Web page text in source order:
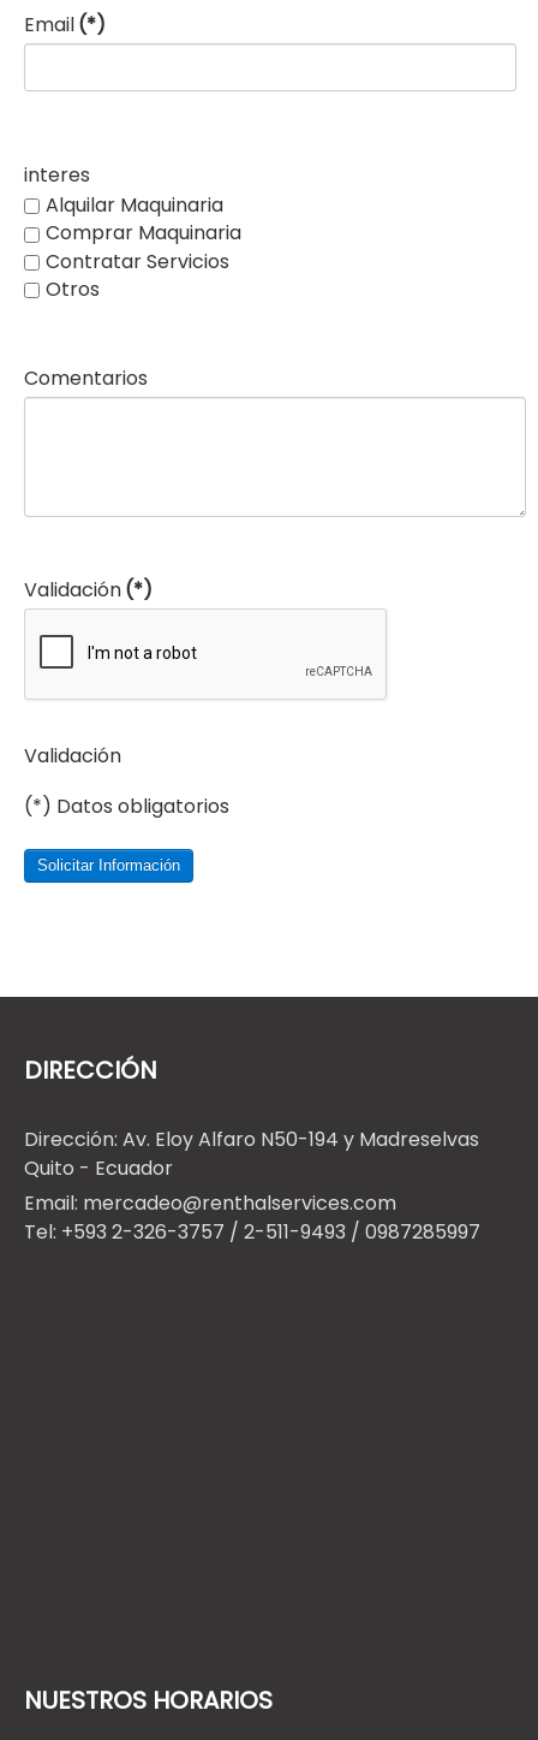
Email(*)
interes
Alquilar Maquinaria
Comprar Maquinaria
Contratar Servicios
Otros
Comentarios
Validación(*)
Validación
(*) Datos obligatorios
Solicitar Información
DIRECCIÓN
Dirección: Av. Eloy Alfaro N50-194 y Madreselvas
Quito - Ecuador
Email: mercadeo@renthalservices.com
Tel: +593 2-326-3757 / 2-511-9493 / 0987285997
NUESTROS HORARIOS